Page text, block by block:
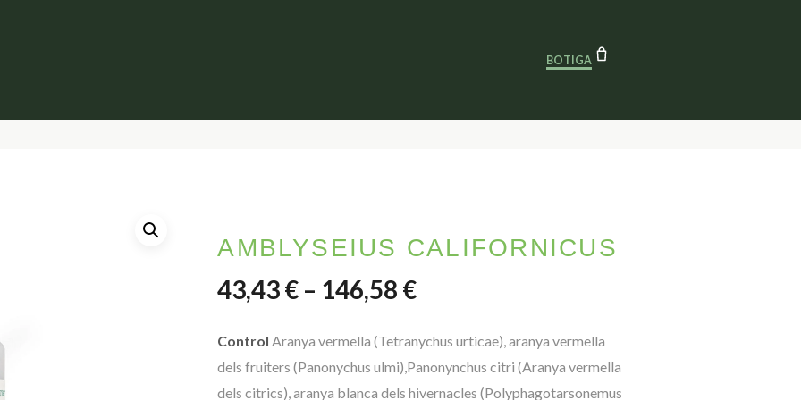
BOTIGA
AMBLYSEIUS CALIFORNICUS
43,43€ – 146,58 €Interval de preus: 43,43 € a
ControlAranya vermella (Tetranychus urticae), aranya vermella
dels fruiters (Panonychus ulmi),Panonynchus citri (Aranya vermella
dels citrics), aranya blanca dels hivernacles (Polyphagotarsonemus